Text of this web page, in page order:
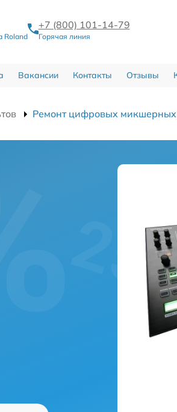
Roland
+7 (800) 101-14-79
Горячая линия
Вакансии Контакты Отзывы
Ремонт цифровых микшерных